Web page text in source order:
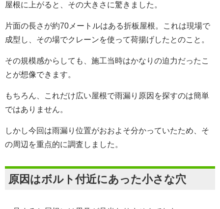
屋根に上がると、その大きさに驚きました。
片面の長さが約70メートルはある折板屋根。これは現場で
成型し、その場でクレーンを使って荷揚げしたとのこと。
その規模感からしても、施工当時はかなりの迫力だったこ
とが想像できます。
もちろん、これだけ広い屋根で雨漏り原因を探すのは簡単
ではありません。
しかし今回は雨漏り位置がおおよそ分かっていたため、そ
の周辺を重点的に調査しました。
原因はボルト付近にあった小さな穴